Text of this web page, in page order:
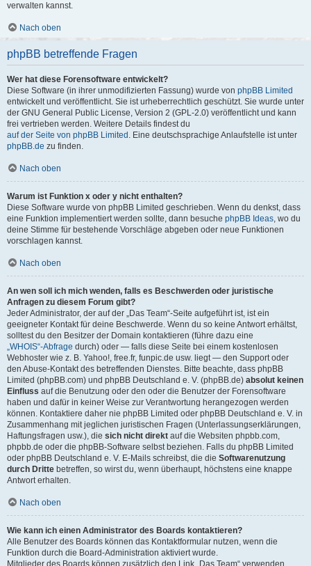
verwalten kannst.
Nach oben
phpBB betreffende Fragen
Wer hat diese Forensoftware entwickelt?
Diese Software (in ihrer unmodifizierten Fassung) wurde von phpBB Limited
entwickelt und veröffentlicht. Sie ist urheberrechtlich geschützt. Sie wurde unter
der GNU General Public License, Version 2 (GPL-2.0) veröffentlicht und kann
frei vertrieben werden. Weitere Details findest du
auf der Seite von phpBB Limited . Eine deutschsprachige Anlaufstelle ist unter
phpBB.de zu finden.
Nach oben
Warum ist Funktion x oder y nicht enthalten?
Diese Software wurde von phpBB Limited geschrieben. Wenn du denkst, dass
eine Funktion implementiert werden sollte, dann besuche phpBB Ideas, wo du
deine Stimme für bestehende Vorschläge abgeben oder neue Funktionen
vorschlagen kannst.
Nach oben
An wen soll ich mich wenden, falls es Beschwerden oder juristische
Anfragen zu diesem Forum gibt?
Jeder Administrator, der auf der „Das Team“-Seite aufgeführt ist, ist ein
geeigneter Kontakt für deine Beschwerde. Wenn du so keine Antwort erhältst,
solltest du den Besitzer der Domain kontaktieren (führe dazu eine
„WHOIS“-Abfrage durch) oder — falls diese Seite bei einem kostenlosen
Webhoster wie z. B. Yahoo!, free.fr, funpic.de usw. liegt — den Support oder
den Abuse-Kontakt des betreffenden Dienstes. Bitte beachte, dass phpBB
Limited (phpBB.com) und phpBB Deutschland e. V. (phpBB.de) absolut keinen
Einfluss auf die Benutzung oder den oder die Benutzer der Forensoftware
haben und dafür in keiner Weise zur Verantwortung herangezogen werden
können. Kontaktiere daher nie phpBB Limited oder phpBB Deutschland e. V. in
Zusammenhang mit jeglichen juristischen Fragen (Unterlassungserklärungen,
Haftungsfragen usw.), die sich nicht direkt auf die Websiten phpbb.com,
phpbb.de oder die phpBB-Software selbst beziehen. Falls du phpBB Limited
oder phpBB Deutschland e. V. E-Mails schreibst, die die Softwarenutzung
durch Dritte betreffen, so wirst du, wenn überhaupt, höchstens eine knappe
Antwort erhalten.
Nach oben
Wie kann ich einen Administrator des Boards kontaktieren?
Alle Benutzer des Boards können das Kontaktformular nutzen, wenn die
Funktion durch die Board-Administration aktiviert wurde.
Mitglieder des Boards können zusätzlich den Link „Das Team“ verwenden.